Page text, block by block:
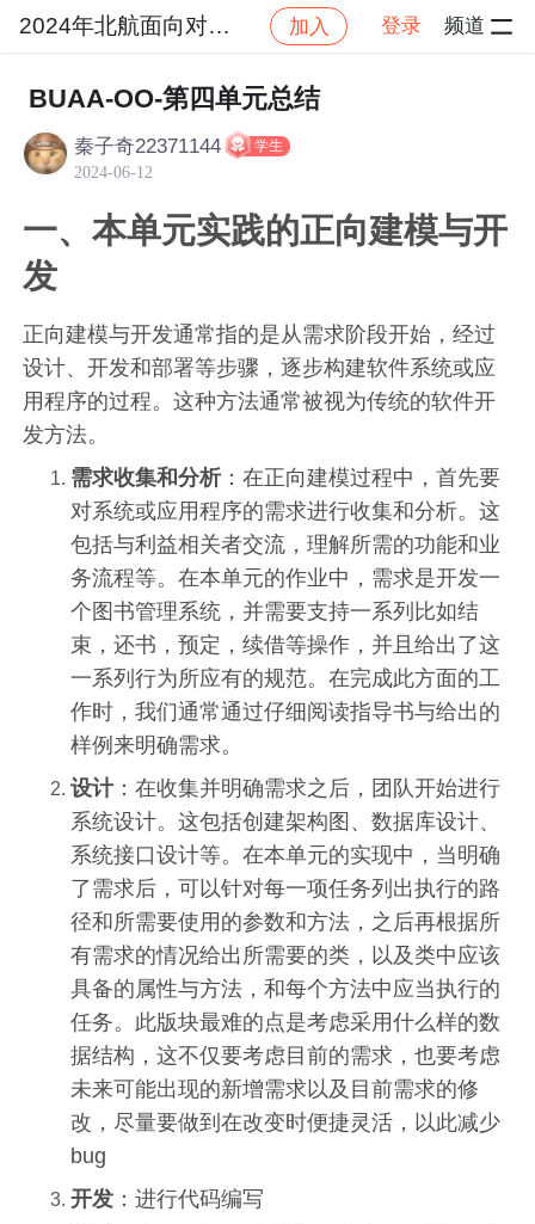
2024年北航面向对象设计与构造 加入 登录 频道
社区 2024年北航面向对象设计与构造
BUAA-OO-第四单元总结
秦子奇22371144 学生
2024-06-12
一、本单元实践的正向建模与开
发
正向建模与开发通常指的是从需求阶段开始，经过
设计、开发和部署等步骤，逐步构建软件系统或应
用程序的过程。这种方法通常被视为传统的软件开
发方法。
需求收集和分析：在正向建模过程中，首先要
对系统或应用程序的需求进行收集和分析。这
包括与利益相关者交流，理解所需的功能和业
务流程等。在本单元的作业中，需求是开发一
个图书管理系统，并需要支持一系列比如结
束，还书，预定，续借等操作，并且给出了这
一系列行为所应有的规范。在完成此方面的工
作时，我们通常通过仔细阅读指导书与给出的
样例来明确需求。
设计：在收集并明确需求之后，团队开始进行
系统设计。这包括创建架构图、数据库设计、
系统接口设计等。在本单元的实现中，当明确
了需求后，可以针对每一项任务列出执行的路
径和所需要使用的参数和方法，之后再根据所
有需求的情况给出所需要的类，以及类中应该
具备的属性与方法，和每个方法中应当执行的
任务。此版块最难的点是考虑采用什么样的数
据结构，这不仅要考虑目前的需求，也要考虑
未来可能出现的新增需求以及目前需求的修
改，尽量要做到在改变时便捷灵活，以此减少
bug
开发 ：进行代码编写